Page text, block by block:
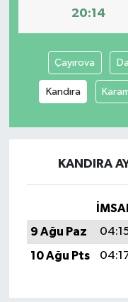
20:14
Çayırova
Kandıra
KANDIRA
9 Ağu Paz
10 Ağu Pts